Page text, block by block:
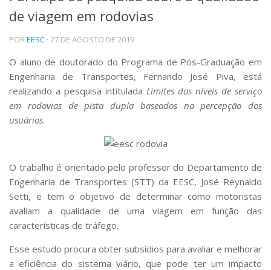
Telefones e Mapas
Pessoas
Ensino
Graduação
Pós-Graduação
Educação a distância
Cursos de Extensão
Pesquisa e Inovação
Linhas de Pesquisa
Centros, Núcleos e Projetos em Rede
Iniciação Científica
Transferência de Tecnologia
Empresas Juniores
Extensão à Comunidade
Projetos, Programas e Cursos
Artes, Cultura e Esportes
Museus e Espaços Interativos
de viagem em rodovias
POREESC · 27 DE AGOSTO DE 2019
O aluno de doutorado do Programa de Pós-Graduação em
Engenharia de Transportes, Fernando José Piva, está
realizando a pesquisa intitulada Limites dos níveis de serviço
em rodovias de pista dupla baseados na percepção dos
usuários.
O trabalho é orientado pelo professor do Departamento de
Engenharia de Transportes (STT) da EESC, José Reynaldo
Setti, e tem o objetivo de determinar como motoristas
avaliam a qualidade de uma viagem em função das
características de tráfego.
Esse estudo procura obter subsídios para avaliar e melhorar
a eficiência do sistema viário, que pode ter um impacto